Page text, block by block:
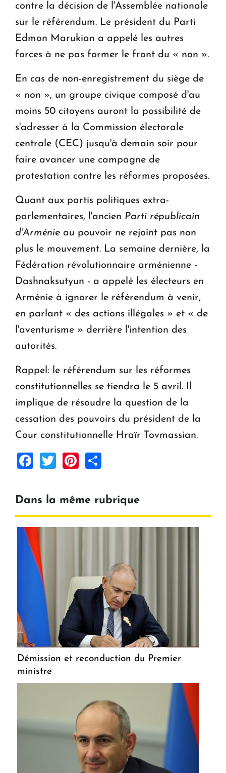
contre la décision de l'Assemblée nationale
sur le référendum. Le président du Parti
Edmon Marukian a appelé les autres
forces à ne pas former le front du « non ».
En cas de non-enregistrement du siège de
« non », un groupe civique composé d'au
moins 50 citoyens auront la possibilité de
s'adresser à la Commission électorale
centrale (CEC) jusqu'à demain soir pour
faire avancer une campagne de
protestation contre les réformes proposées.
Quant aux partis politiques extra-
parlementaires, l'ancien Parti républicain
d'Arménie au pouvoir ne rejoint pas non
plus le mouvement. La semaine dernière, la
Fédération révolutionnaire arménienne -
Dashnaksutyun - a appelé les électeurs en
Arménie à ignorer le référendum à venir,
en parlant « des actions illégales » et « de
l'aventurisme » derrière l'intention des
autorités.
Rappel: le référendum sur les réformes
constitutionnelles se tiendra le 5 avril. Il
implique de résoudre la question de la
cessation des pouvoirs du président de la
Cour constitutionnelle Hraïr Tovmassian.
Facebook
TwitterPinterest
Dans la même rubrique
Démission et reconduction du Premier
ministre